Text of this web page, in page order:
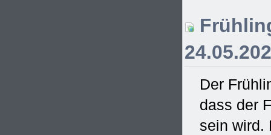
Der
dass der
sein wird.